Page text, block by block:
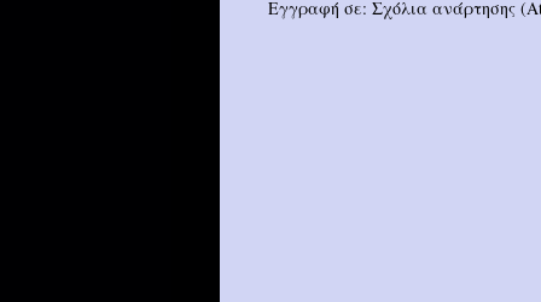
Εγγραφή σε: Σχόλια ανάρτησης